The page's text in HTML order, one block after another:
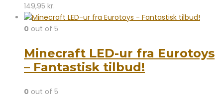
149,95 kr.
0 out of 5
Minecraft LED-ur fra Eurotoys
– Fantastisk tilbud!
0 out of 5